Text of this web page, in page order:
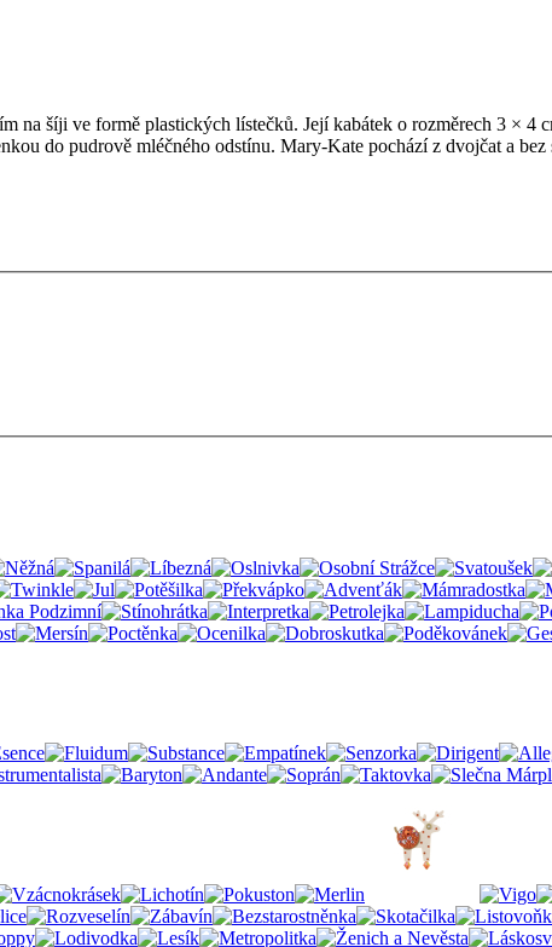
na šíji ve formě plastických lístečků. Její kabátek o rozměrech 3 × 4
do pudrově mléčného odstínu. Mary-Kate pochází z dvojčat a